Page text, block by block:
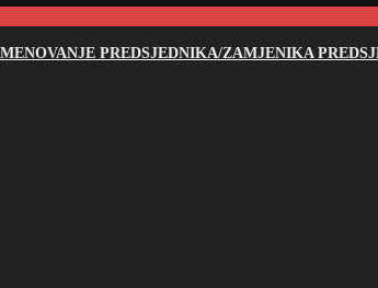
PREDSJEDNIKA/ZAMJENIKA